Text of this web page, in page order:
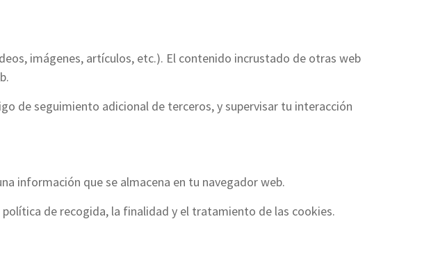
imágenes, artículos, etc.). El contenido incrustado de otras web
de seguimiento adicional de terceros, y supervisar tu interacción
información que se almacena en tu navegador web.
de recogida, la finalidad y el tratamiento de las cookies.